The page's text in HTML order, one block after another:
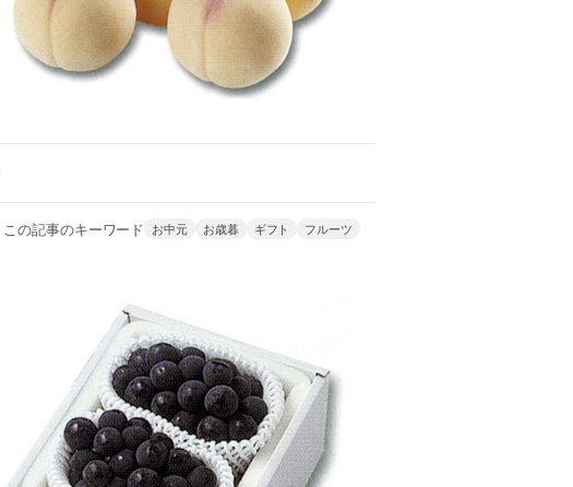
この記事のキーワード お中元 お歳暮 ギフト フルーツ